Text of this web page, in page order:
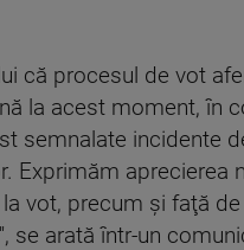
că procesul de vot
la acest moment, în
semnalate incidente
Exprimăm
vot, precum şi faţă
se arată într-un